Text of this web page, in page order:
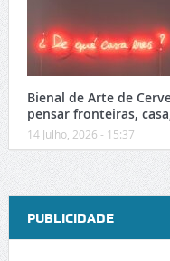
Bienal de Arte de
pensar fronteiras,
14 Julho, 2026 - 15:37
PUBLICIDADE